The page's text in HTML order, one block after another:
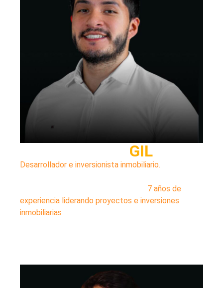
GIL
Desarrollador e inversionista inmobiliario.
7 años de
experiencia liderando proyectos e inversiones
inmobiliarias